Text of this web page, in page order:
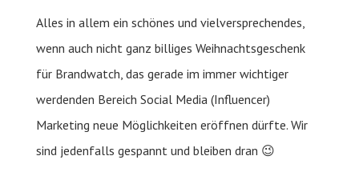
Alles in allem ein schönes und vielversprechendes,
wenn auch nicht ganz billiges Weihnachtsgeschenk
für Brandwatch, das gerade im immer wichtiger
werdenden Bereich Social Media (Influencer)
Marketing neue Möglichkeiten eröffnen dürfte. Wir
sind jedenfalls gespannt und bleiben dran 😉